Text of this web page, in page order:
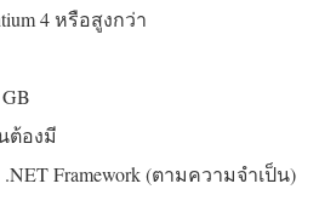
4 หรือสูงกว่า
ต้องมี
.NET Framework (ตามความจำเป็น)